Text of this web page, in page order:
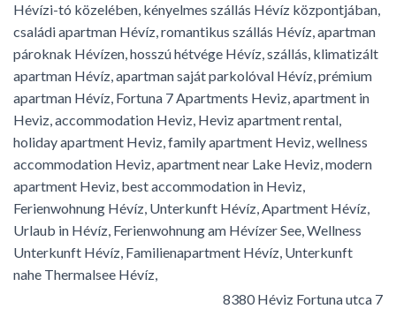
Hévízi-tó közelében, kényelmes szállás Hévíz központjában,
családi apartman Hévíz, romantikus szállás Hévíz, apartman
pároknak Hévízen, hosszú hétvége Hévíz, szállás, klimatizált
apartman Hévíz, apartman saját parkolóval Hévíz, prémium
apartman Hévíz, Fortuna 7 Apartments Heviz, apartment in
Heviz, accommodation Heviz, Heviz apartment rental,
holiday apartment Heviz, family apartment Heviz, wellness
accommodation Heviz, apartment near Lake Heviz, modern
apartment Heviz, best accommodation in Heviz,
Ferienwohnung Hévíz, Unterkunft Hévíz, Apartment Hévíz,
Urlaub in Hévíz, Ferienwohnung am Hévízer See, Wellness
Unterkunft Hévíz, Familienapartment Hévíz, Unterkunft
nahe Thermalsee Hévíz,
8380 Héviz Fortuna utca 7